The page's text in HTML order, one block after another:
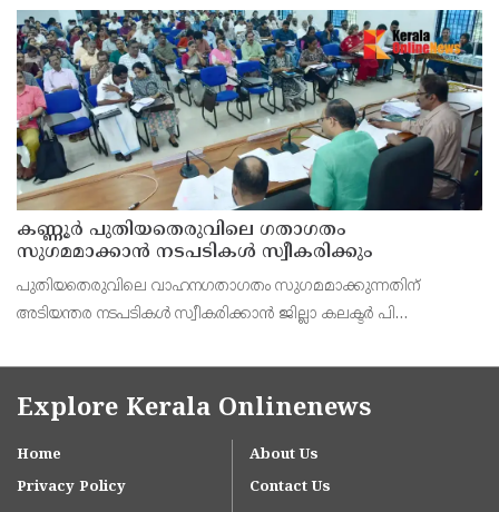
കെ. സോമപ്രസാദ്.
കണ്ണൂർ പുതിയതെരുവിലെ ഗതാഗതം
സുഗമമാക്കാന്‍ നടപടികള്‍ സ്വീകരിക്കും
പുതിയതെരുവിലെ വാഹനഗതാഗതം സുഗമമാക്കുന്നതിന്
അടിയന്തര നടപടികള്‍ സ്വീകരിക്കാന്‍ ജില്ലാ കലക്ടര്‍ പി
Explore Kerala Onlinenews
Home
About Us
Privacy Policy
Contact Us